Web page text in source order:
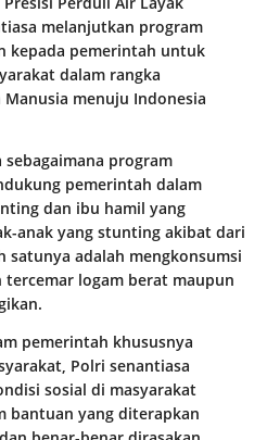
melanjutkan program
kepada pemerintah untuk
dalam rangka
menuju Indonesia
sebagaimana program
pemerintah dalam
dan ibu hamil yang
anak yang stunting akibat dari
satunya adalah mengkonsumsi
logam berat maupun
pemerintah khususnya
Polri senantiasa
sosial di masyarakat
bantuan yang diterapkan